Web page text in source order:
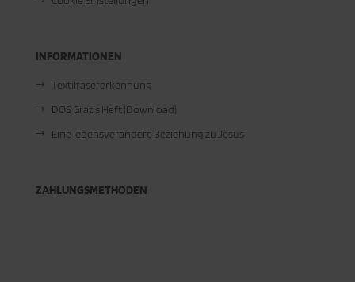
INFORMATIONEN
Textilfasererkennung
DOS Gratis Heft (Download)
Eine lebensverändere Beziehung zu Jesus
ZAHLUNGSMETHODEN